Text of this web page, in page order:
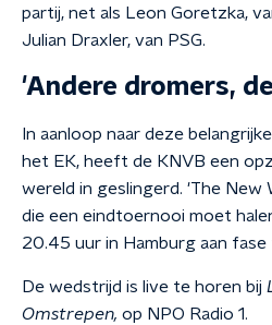
partij, net als Leon Goretzka,
Julian Draxler, van PSG.
'Andere dromers,
In aanloop naar deze
het EK, heeft de KNVB een
wereld in geslingerd. 'The New
die een eindtoernooi moet
20.45 uur in Hamburg aan
De wedstrijd is live te horen bij
Omstrepen, op NPO Radio 1.